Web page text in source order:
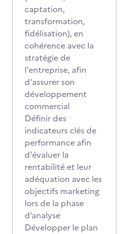
captation,
transformation,
fidélisation), en
cohérence avec la
stratégie de
l'entreprise, afin
d'assurer son
développement
commercial
Définir des
indicateurs clés de
performance afin
d'évaluer la
rentabilité et leur
adéquation avec les
objectifs marketing
lors de la phase
d’analyse
Développer le plan